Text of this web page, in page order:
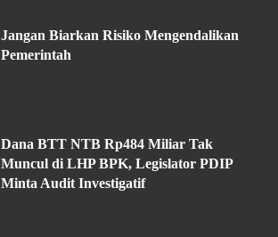
Jangan Biarkan Risiko Mengendalikan
Pemerintah
Dana BTT NTB Rp484 Miliar Tak
Muncul di LHP BPK, Legislator PDIP
Minta Audit Investigatif